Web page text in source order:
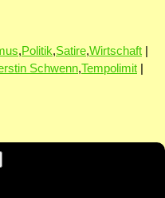
,Politik,Satire,Wirtschaft
Schwenn,Tempolimit